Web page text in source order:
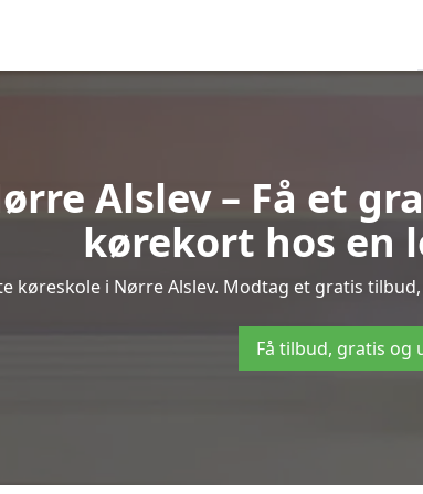
Alslev – Få et
kørekort hos en
køreskole i Nørre Alslev. Modtag et gratis
Få tilbud, gratis og